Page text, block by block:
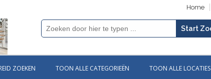
Home
ZOEKEN TOON ALLE CATEGORIEËN TOON ALLE LOCATIES